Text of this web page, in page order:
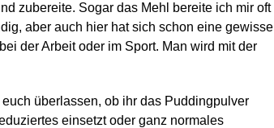
zubereite. Sogar das Mehl bereite ich mir oft
aber auch hier hat sich schon eine gewisse
der Arbeit oder im Sport. Man wird mit der
überlassen, ob ihr das Puddingpulver
einsetzt oder ganz normales